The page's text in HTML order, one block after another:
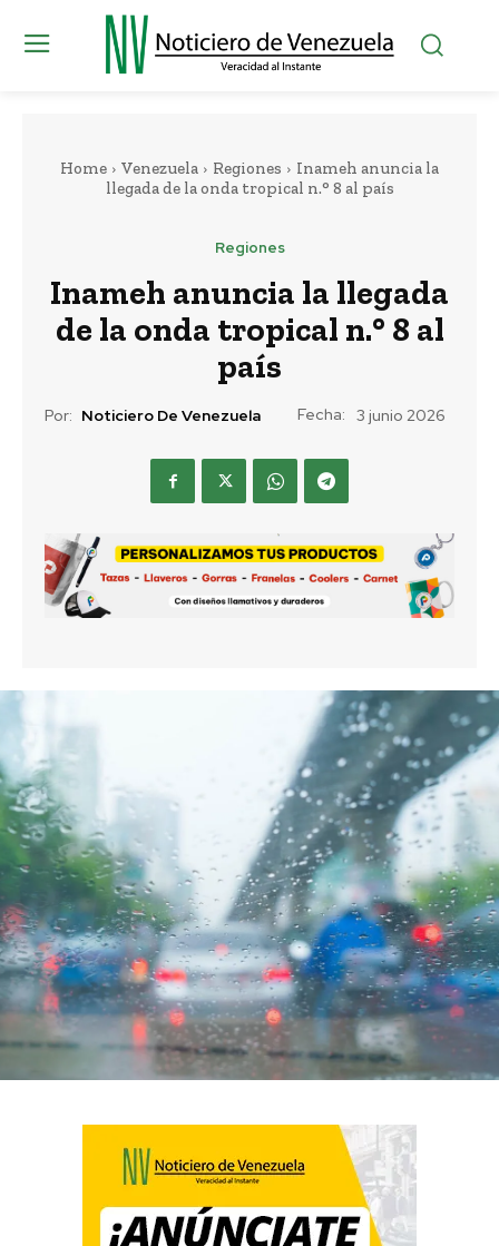
Home Venezuela Regiones
Inameh anuncia la
llegada de la onda tropical n.° 8 al país
Regiones
Inameh anuncia la llegada
de la onda tropical n.° 8 al
país
Por: Noticiero De Venezuela Fecha: 3 junio 2026